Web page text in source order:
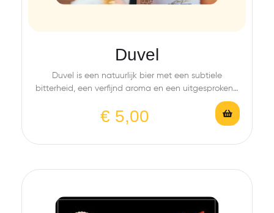
Duvel
Duvel is een natuurlijk bier met een subtiele
bitterheid, een verfijnd aroma en een uitgesproken…
€ 5,00